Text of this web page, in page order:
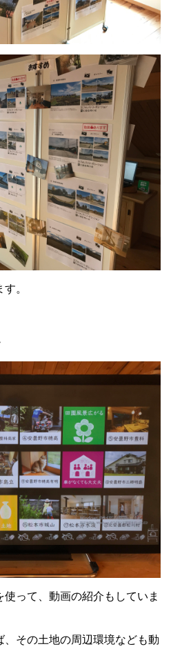
。
って、動画の紹介もしていま
、その土地の周辺環境なども動